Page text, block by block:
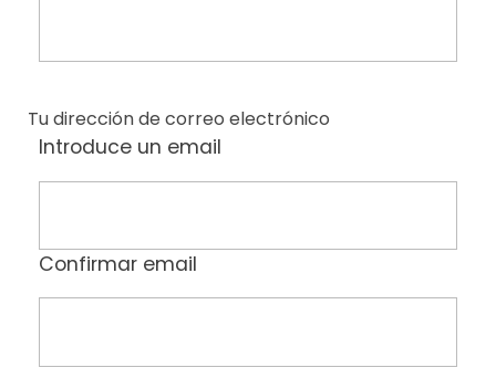
Tu dirección de correo electrónico
Introduce un email
Confirmar email